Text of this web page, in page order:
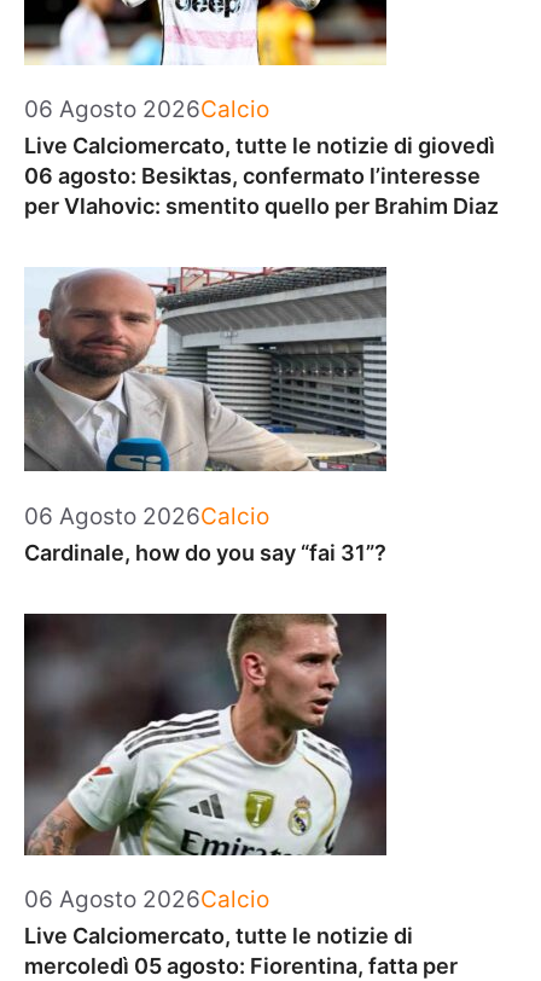
06 Agosto 2026Categorie
Calcio
Live Calciomercato, tutte le notizie di giovedì
06 agosto: Besiktas, confermato l’interesse
per Vlahovic: smentito quello per Brahim Diaz
06 Agosto 2026Categorie
Calcio
Cardinale, how do you say “fai 31”?
06 Agosto 2026Categorie
Calcio
Live Calciomercato, tutte le notizie di
mercoledì 05 agosto: Fiorentina, fatta per